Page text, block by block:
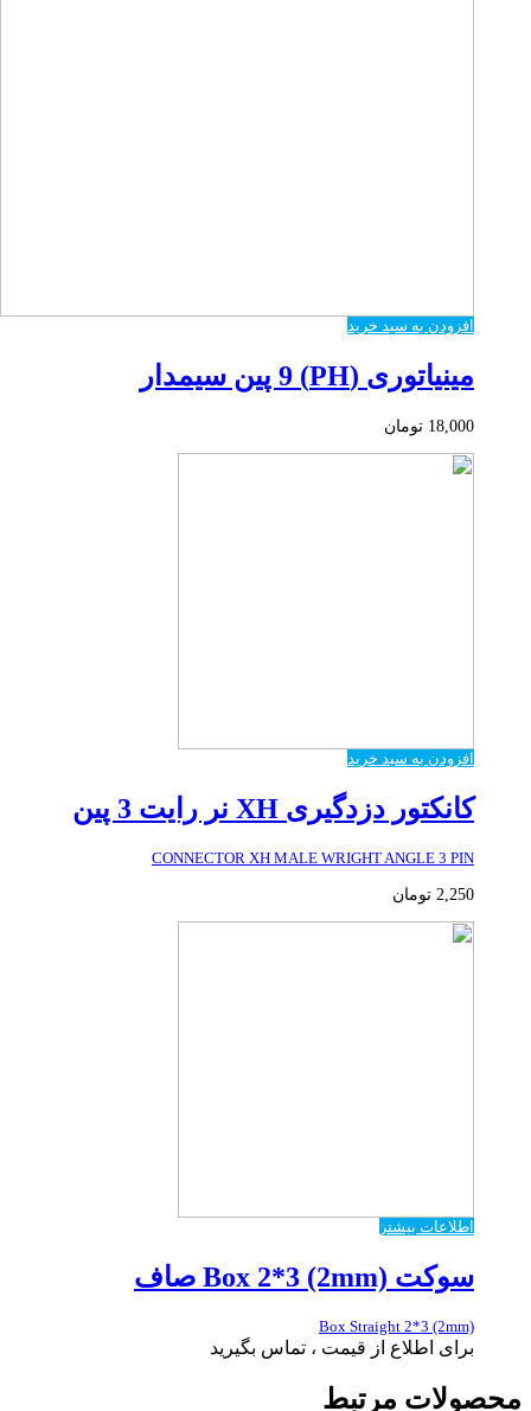
افزودن به سبد خرید
مینیاتوری (PH) 9 پین سیمدار
18,000 تومان
افزودن به سبد خرید
کانکتور دزدگیری XH نر رایت 3 پین
CONNECTOR XH MALE WRIGHT ANGLE 3 PIN
2,250 تومان
اطلاعات بیشتر
سوکت Box 2*3 (2mm) صاف
Box Straight 2*3 (2mm)
برای اطلاع از قیمت ، تماس بگیرید
محصولات مرتبط